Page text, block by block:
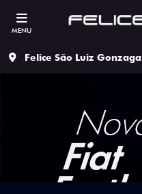
MENU
Felice São Luiz Gonzaga